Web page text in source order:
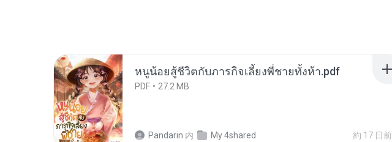
หนูน้อยสู้ชีวิตกับภารกิจเลี้ยงพี่ชายทั้งห้า.pdf
PDF 27.2 MB
Pandarin 内 My 4shared 約 17 日前